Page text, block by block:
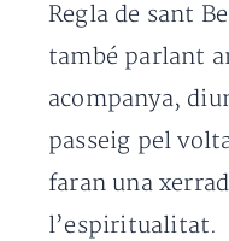
Regla de sant
també parlant
acompanya,
passeig pel
faran una
l’espiritualitat.